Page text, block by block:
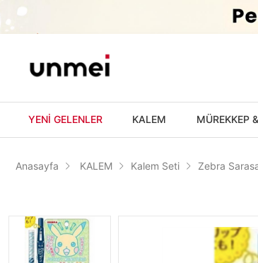
YENİ GELENLER KALEM MÜREKKEP
Anasayfa KALEM Kalem Seti Zebra